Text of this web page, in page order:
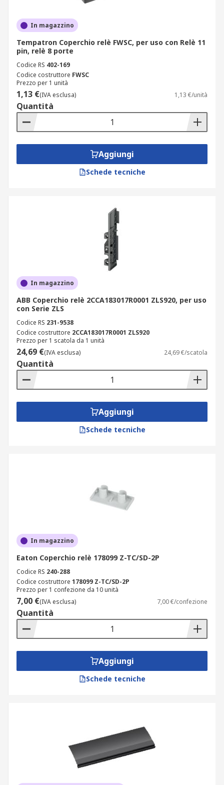
In magazzino
Tempatron Coperchio relè FWSC, per uso con Relè 11
pin, relè 8 porte
Codice RS 402-169
Codice costruttore FWSC
Prezzo per 1 unità
1,13 €(IVA esclusa) 1,13 €/unità
Quantità
Aggiungi
Schede tecniche
In magazzino
ABB Coperchio relè 2CCA183017R0001 ZLS920, per uso
con Serie ZLS
Codice RS 231-9538
Codice costruttore 2CCA183017R0001 ZLS920
Prezzo per 1 scatola da 1 unità
24,69 €(IVA esclusa) 24,69 €/scatola
Quantità
Aggiungi
Schede tecniche
In magazzino
Eaton Coperchio relè 178099 Z-TC/SD-2P
Codice RS 240-288
Codice costruttore 178099 Z-TC/SD-2P
Prezzo per 1 confezione da 10 unità
7,00 €(IVA esclusa) 7,00 €/confezione
Quantità
Aggiungi
Schede tecniche